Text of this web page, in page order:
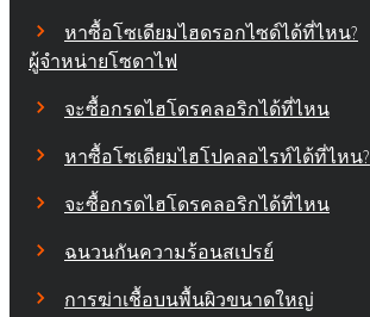
หาซื้อโซเดียมไฮดรอกไซด์ได้ที่ไหน?
ผู้จำหน่ายโซดาไฟ
จะซื้อกรดไฮโดรคลอริกได้ที่ไหน
หาซื้อโซเดียมไฮโปคลอไรท์ได้ที่ไหน?
จะซื้อกรดไฮโดรคลอริกได้ที่ไหน
ฉนวนกันความร้อนสเปรย์
การฆ่าเชื้อบนพื้นผิวขนาดใหญ่